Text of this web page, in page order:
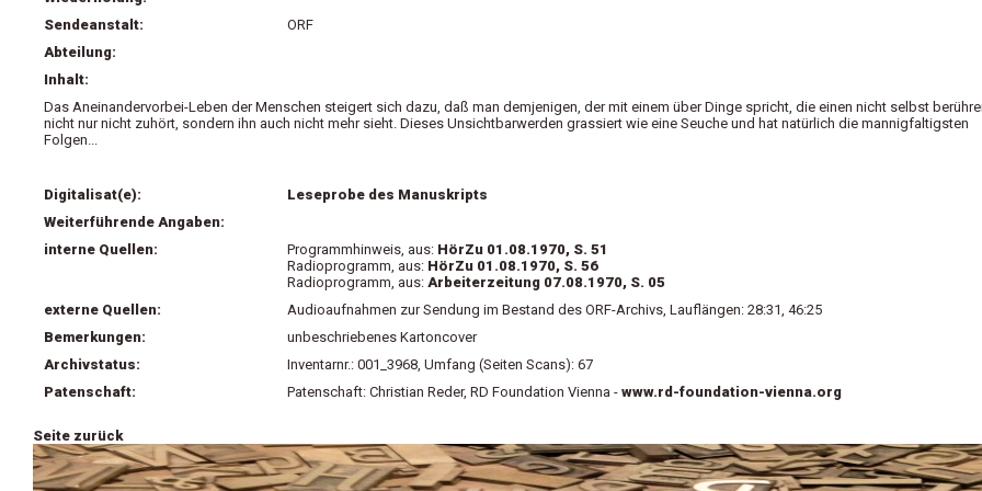
Sendeanstalt:
ORF
Abteilung:
Inhalt:
Das Aneinandervorbei-Leben der Menschen steigert sich dazu, daß man demjenigen, der mit einem über Dinge spricht, die einen nicht selbst
nicht nur nicht zuhört, sondern ihn auch nicht mehr sieht. Dieses Unsichtbarwerden grassiert wie eine Seuche und hat natürlich die mannigfaltigsten
Folgen...
Digitalisat(e):
Leseprobe des Manuskripts
Weiterführende Angaben:
interne Quellen:
Programmhinweis, aus: HörZu 01.08.1970, S. 51
Radioprogramm, aus: HörZu 01.08.1970, S. 56
Radioprogramm, aus: Arbeiterzeitung 07.08.1970, S. 05
externe Quellen:
Audioaufnahmen zur Sendung im Bestand des ORF-Archivs, Lauflängen: 28:31, 46:25
Bemerkungen:
unbeschriebenes Kartoncover
Archivstatus:
Inventarnr.: 001_3968, Umfang (Seiten Scans): 67
Patenschaft:
Patenschaft: Christian Reder, RD Foundation Vienna - www.rd-foundation-vienna.org
Seite zurück